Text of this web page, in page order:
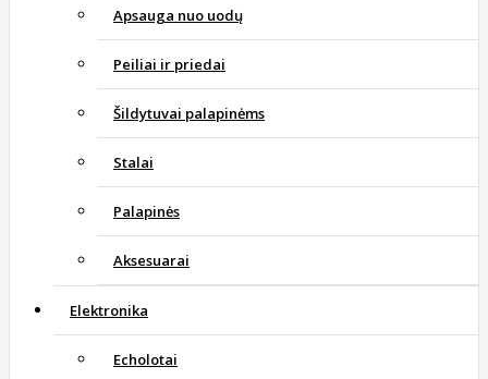
Apsauga nuo uodų
Peiliai ir priedai
Šildytuvai palapinėms
Stalai
Palapinės
Aksesuarai
Elektronika
Echolotai